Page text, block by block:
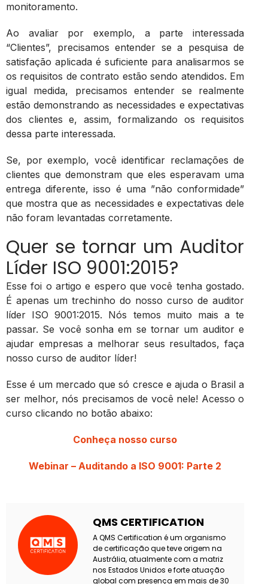
monitoramento.
Ao avaliar por exemplo, a parte interessada
“Clientes”, precisamos entender se a pesquisa de
satisfação aplicada é suficiente para analisarmos se
os requisitos de contrato estão sendo atendidos. Em
igual medida, precisamos entender se realmente
estão demonstrando as necessidades e expectativas
dos clientes e, assim, formalizando os requisitos
dessa parte interessada.
Se, por exemplo, você identificar reclamações de
clientes que demonstram que eles esperavam uma
entrega diferente, isso é uma ”não conformidade”
que mostra que as necessidades e expectativas dele
não foram levantadas corretamente.
Quer se tornar um Auditor
Líder ISO 9001:2015?
Esse foi o artigo e espero que você tenha gostado.
É apenas um trechinho do nosso curso de auditor
líder ISO 9001:2015. Nós temos muito mais a te
passar. Se você sonha em se tornar um auditor e
ajudar empresas a melhorar seus resultados, faça
nosso curso de auditor líder!
Esse é um mercado que só cresce e ajuda o Brasil a
ser melhor, nós precisamos de você nele! Acesso o
curso clicando no botão abaixo:
Conheça nosso curso
Webinar – Auditando a ISO 9001: Parte 2
QMS CERTIFICATION
A QMS Certification é um organismo
de certificação que teve origem na
Austrália, atualmente com a matriz
nos Estados Unidos e forte atuação
global com presença em mais de 30